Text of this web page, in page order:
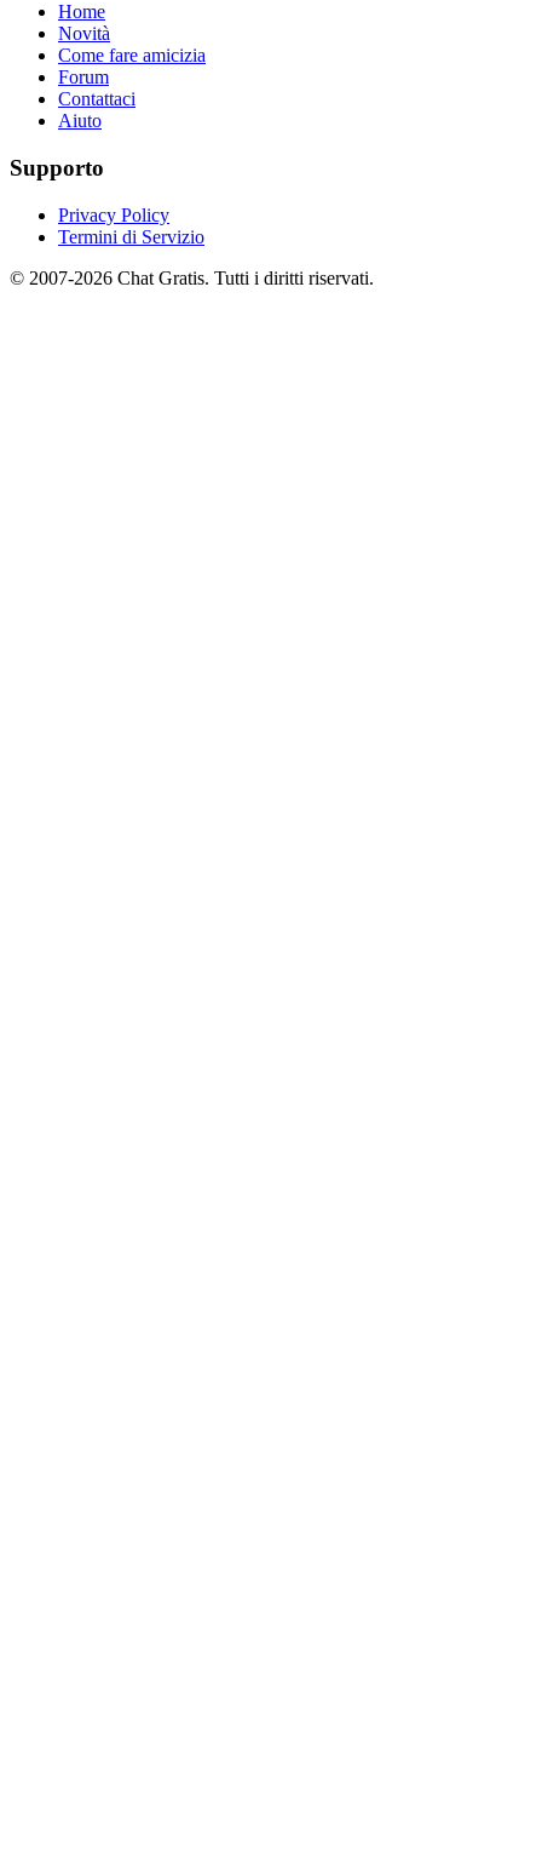
Home
Novità
Come fare amicizia
Forum
Contattaci
Aiuto
Supporto
Privacy Policy
Termini di Servizio
© 2007-2026 Chat Gratis. Tutti i diritti riservati.